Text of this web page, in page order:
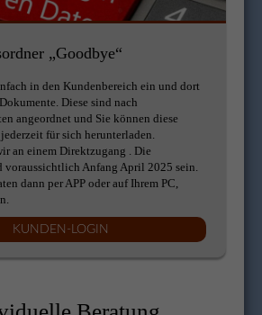
„Goodbye“
in den Kundenbereich ein und dort
Diese sind nach
angeordnet und Sie können diese
für sich herunterladen.
an einem Direktzugang . Die
voraussichtlich Anfang April 2025 sein.
dann per APP oder auf Ihrem PC,
KUNDEN-LOGIN